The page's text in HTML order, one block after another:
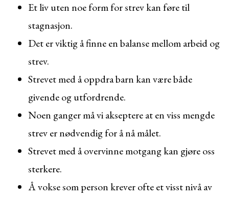
Et liv uten noe form for strev kan føre til
stagnasjon.
Det er viktig å finne en balanse mellom arbeid og
strev.
Strevet med å oppdra barn kan være både
givende og utfordrende.
Noen ganger må vi akseptere at en viss mengde
strev er nødvendig for å nå målet.
Strevet med å overvinne motgang kan gjøre oss
sterkere.
Å vokse som person krever ofte et visst nivå av